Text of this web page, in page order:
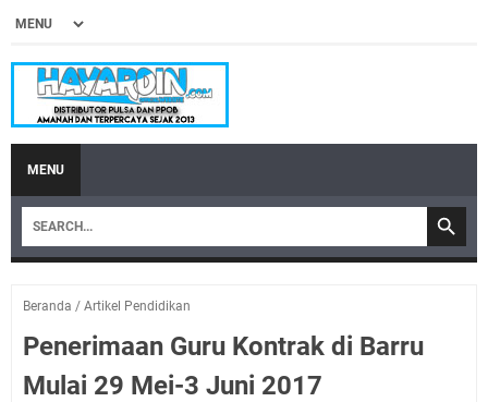
MENU
Beranda / Artikel Pendidikan
Penerimaan Guru Kontrak di Barru
Mulai 29 Mei-3 Juni 2017